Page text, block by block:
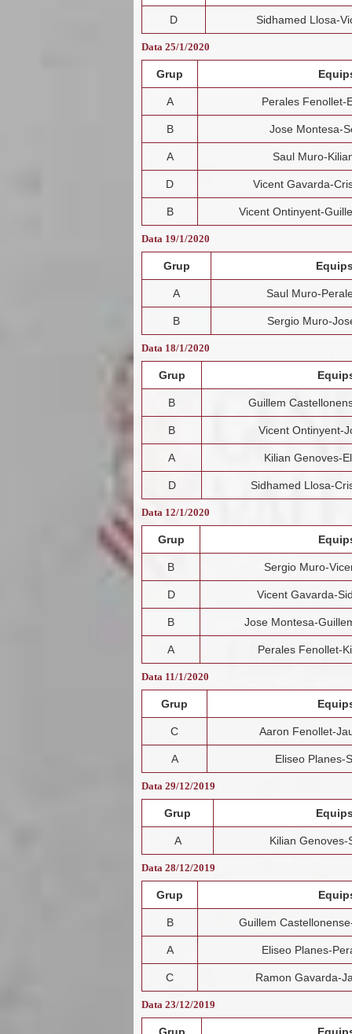
D Sidhamed Llosa-
Data 25/1/2020
Grup
A Perales Fenollet-
B Jose Montesa-
A Saul Muro-
D Vicent Gavarda-
B Vicent Ontinyent-
Data 19/1/2020
Grup
A Saul Muro-
B Sergio Muro-
Data 18/1/2020
Grup
B Guillem
B Vicent Ontinyent-
A Kilian Genoves-
D Sidhamed Llosa-
Data 12/1/2020
Grup
B Sergio Muro-
D Vicent Gavarda-
B Jose Montesa-
A Perales Fenollet-
Data 11/1/2020
Grup
C Aaron Fenollet-
A Eliseo Planes-
Data 29/12/2019
Grup
A Kilian Genoves-
Data 28/12/2019
Grup
B Guillem
A Eliseo Planes-
C Ramon Gavarda-
Data 23/12/2019